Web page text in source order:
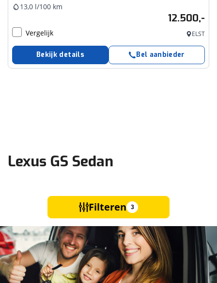
13,0 l/100 km
12.500,-
Vergelijk ELST
Bekijk details Bel aanbieder
Lexus GS Sedan
Filteren 3